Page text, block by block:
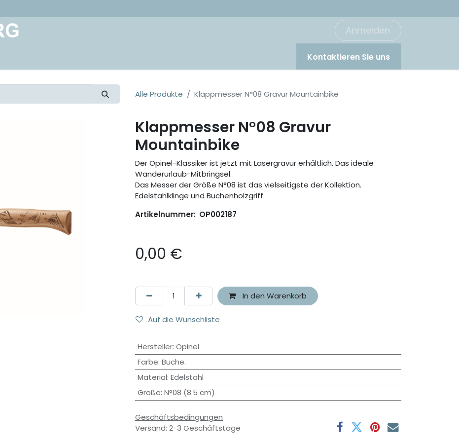
Anmelden
Kontaktieren Sie uns
Alle Produkte Klappmesser N°08 Gravur Mountainbike
Klappmesser N°08 Gravur
Mountainbike
Der Opinel-Klassiker ist jetzt mit Lasergravur erhältlich. Das ideale
Wanderurlaub-Mitbringsel.
Das Messer der Größe N°08 ist das vielseitigste der Kollektion.
Edelstahlklinge und Buchenholzgriff.
Artikelnummer: OP002187
0,00 €
In den Warenkorb
Auf die Wunschliste
Hersteller: Opinel
Farbe: Buche.
Material: Edelstahl
Größe: N°08 (8.5 cm)
Geschäftsbedingungen
Versand: 2-3 Geschäftstage